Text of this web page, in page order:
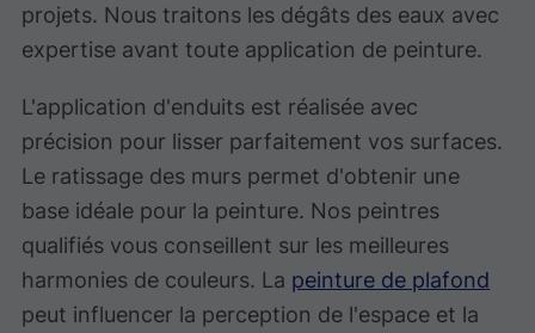
projets. Nous traitons les dégâts des eaux avec
expertise avant toute application de peinture.
L'application d'enduits est réalisée avec
précision pour lisser parfaitement vos surfaces.
Le ratissage des murs permet d'obtenir une
base idéale pour la peinture. Nos peintres
qualifiés vous conseillent sur les meilleures
harmonies de couleurs. La peinture de plafond
peut influencer la perception de l'espace et la